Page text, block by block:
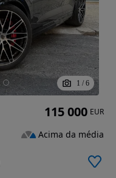
1 / 6
115 000 EUR
Acima da média